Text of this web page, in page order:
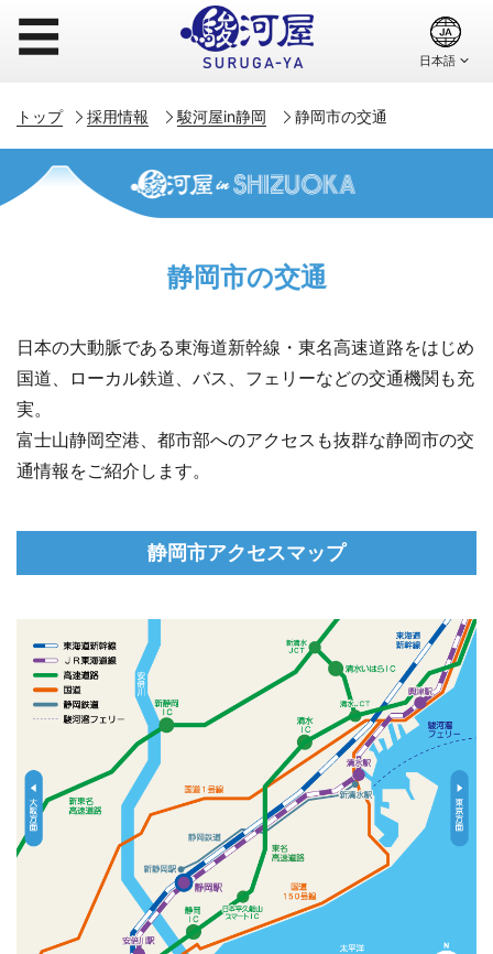
☰
トップ 採用情報 駿河屋in静岡 静岡市の交通
静岡市の交通
日本の大動脈である東海道新幹線・東名高速道路をはじめ
国道、ローカル鉄道、バス、フェリーなどの交通機関も充
実。
富士山静岡空港、都市部へのアクセスも抜群な静岡市の交
通情報をご紹介します。
静岡市アクセスマップ